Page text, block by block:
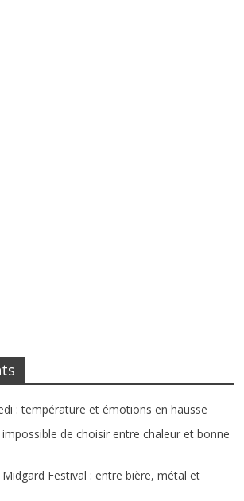
: température et émotions en hausse
de choisir entre chaleur et bonne
Festival : entre bière, métal et